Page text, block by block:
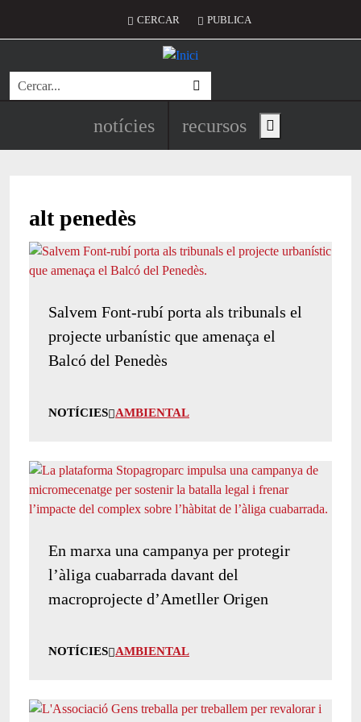
Menú del compte d'usuari
CERCAR PUBLICA
Cerca
Navegació principal de
notícies recursos Show main menu
alt penedès
Salvem Font-rubí porta als tribunals el
projecte urbanístic que amenaça el
Balcó del Penedès
NOTÍCIES AMBIENTAL
En marxa una campanya per protegir
l’àliga cuabarrada davant del
macroprojecte d’Ametller Origen
NOTÍCIES AMBIENTAL